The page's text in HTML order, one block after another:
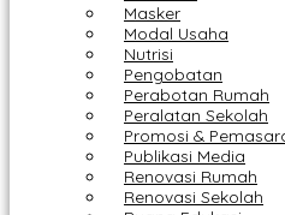
Masker
Modal Usaha
Nutrisi
Pengobatan
Perabotan Rumah
Peralatan Sekolah
Promosi &
Publikasi Media
Renovasi Rumah
Renovasi Sekolah